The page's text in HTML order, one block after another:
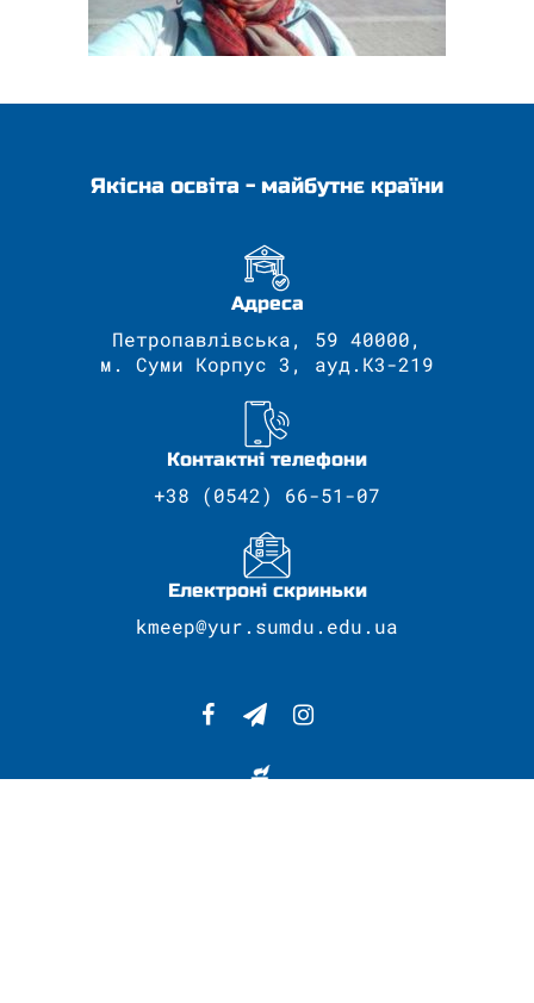
Якісна освіта - майбутнє країни
Адреса
Петропавлівська, 59 40000,
м. Суми Корпус 3, ауд.К3-219
Контактні телефони
+38 (0542) 66-51-07
Електроні скриньки
kmeep@yur.sumdu.edu.ua